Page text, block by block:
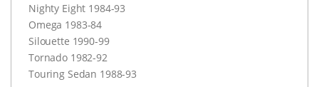
Nighty Eight 1984-93
Omega 1983-84
Silouette 1990-99
Tornado 1982-92
Touring Sedan 1988-93